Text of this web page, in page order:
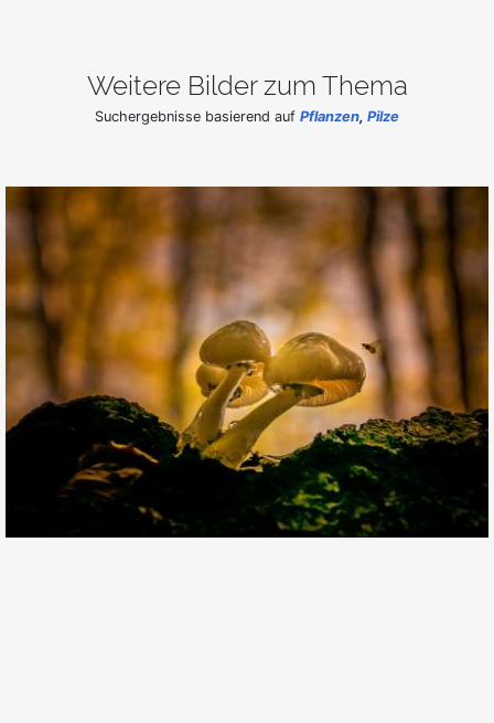
Weitere Bilder zum Thema
Suchergebnisse basierend auf Pflanzen, Pilze